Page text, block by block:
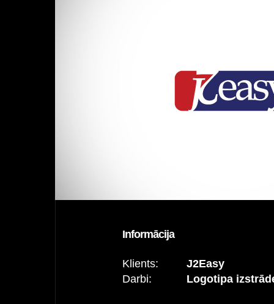
Informācija
Klients:
J2Easy
Darbi:
Logotipa